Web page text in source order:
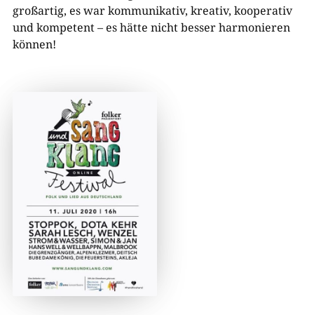
großartig, es war kommunikativ, kreativ, kooperativ
und kompetent – es hätte nicht besser harmonieren
können!